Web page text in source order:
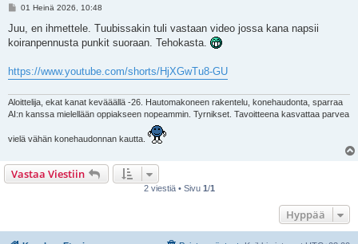
V
e
t
01 Heinä 2026, 10:48
Juu, en ihmettele. Tuubissakin tuli vastaan video jossa kana napsii
koiranpennusta punkit suoraan. Tehokasta.
https://www.youtube.com/shorts/HjXGwTu8-GU
Aloittelija, ekat kanat kevääällä -26. Hautomakoneen rakentelu, konehaudonta, sparraa
AI:n kanssa mielellään oppiakseen nopeammin. Tyrnikset. Tavoitteena kasvattaa parvea
vielä vähän konehaudonnan kautta.
Vastaa Viestiin
2 viestiä • Sivu 1/1
Hyppää